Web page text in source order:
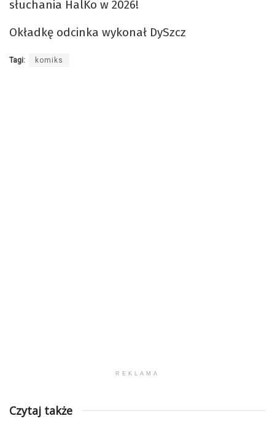
słuchania HalKo w 2026!
Okładkę odcinka wykonał DySzcz
Tagi: komiks
REKLAMA
Czytaj także